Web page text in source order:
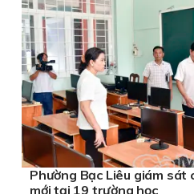
Phường Bạc Liêu giám sát
mới tại 19 trường học